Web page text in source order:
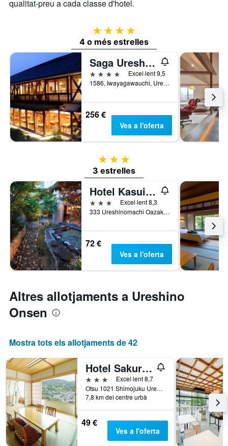
qualitat-preu a cada classe d'hotel.
4 estrelles
4 o més estrelles
Saga Ureshino Spa Shiibasanso
4 estrelles
Excel·lent 9,5
1586, Iwayagawauchi, Ureshino, Japó
256 €
Ves a l'oferta
3 estrelles
3 estrelles
Hotel Kasuien
3 estrellesExcel·lent 8,3
333 Ureshinomachi Oazako Iwayagawachi, Ureshino, Japó
72 €
Ves a l'oferta
Altres allotjaments a Ureshino
Onsen
Mostra tots els allotjaments de 42
Hotel Sakura Ureshino
3 estrellesExcel·lent 8,7
Otsu 1021 Shimojuku Ureshinocho, Ureshino, Japó
7,8 km del centre urbà
49 €
Ves a l'oferta